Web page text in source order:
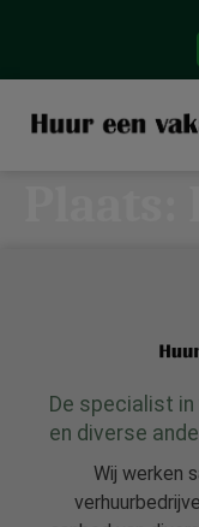
De specialist
en diverse
Wij werken